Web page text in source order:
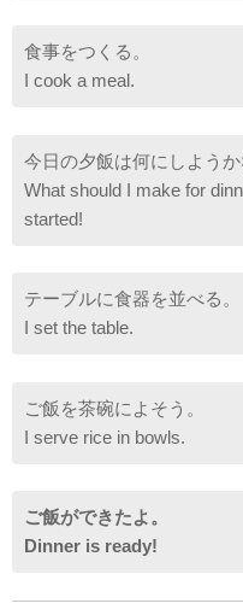
食事をつくる。
I cook a meal.
今日の夕飯は何にしよう
What should I make for
started!
テーブルに食器を並べる。
I set the table.
ご飯を茶碗によそう。
I serve rice in bowls.
ご飯ができたよ。
Dinner is ready!